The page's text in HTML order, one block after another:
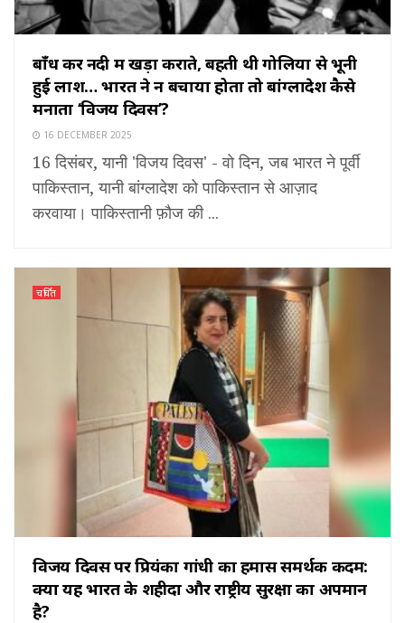
बाँध कर नदी में खड़ा कराते, बहती थी गोलियों से भूनी
हुई लाशें… भारत ने न बचाया होता तो बांग्लादेश कैसे
मनाता ‘विजय दिवस’?
16 DECEMBER 2025
16 दिसंबर, यानी 'विजय दिवस' - वो दिन, जब भारत ने पूर्वी
पाकिस्तान, यानी बांग्लादेश को पाकिस्तान से आज़ाद
करवाया। पाकिस्तानी फ़ौज की ...
चर्चित
विजय दिवस पर प्रियंका गांधी का हमास समर्थक कदम:
क्या यह भारत के शहीदों और राष्ट्रीय सुरक्षा का अपमान
है?